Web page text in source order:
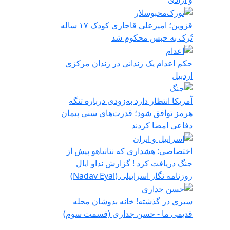
قزوین؛ امیرعلی قاجاری کودک ۱۷ ساله
تُرک به حبس محکوم شد
حکم اعدام یک زندانی در زندان مرکزی
اردبیل
آمریکا انتظار دارد به‌زودی درباره تنگه
هرمز توافق شود؛ قدرت‌های سنی پیمان
دفاعی امضا کردند
اختصاصی: هشداری که نتانیاهو پیش از
جنگ دریافت کرد ! گزارش نداو ایال
روزنامه نگار اسراییلی (Nadav Eyal)
سیری در گذشته! خانه بدوشان محله
قدیمی ما - حسن جداری (قسمت سوم)